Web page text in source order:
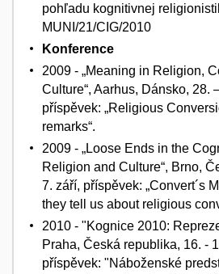
pohľadu kognitivnej
MUNI/21/CIG/2010
Konference
2009 - „Meaning in Religion,
Culture“, Aarhus, Dánsko, 28.
příspěvek: „Religious
remarks“.
2009 - „Loose Ends in the
Religion and Culture“, Brno,
7. září, příspěvek: „Convert´s
they tell us about religious
2010 - "Kognice 2010:
Praha, Česká republika, 16. -
příspěvek: "Náboženské